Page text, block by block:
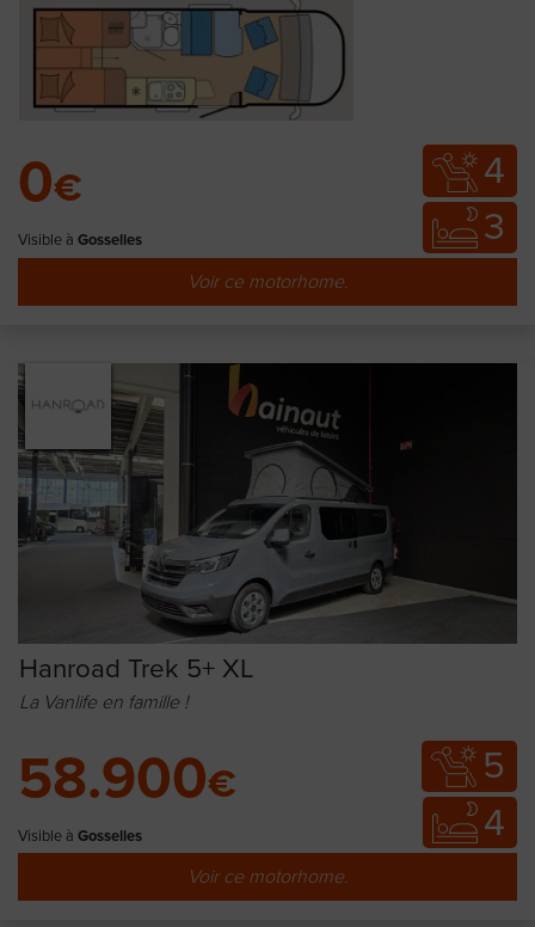
0€
Visible à Gosselies
4
3
Voir ce motorhome.
Hanroad Trek 5+ XL
La Vanlife en famille !
58.900€
Visible à Gosselies
5
4
Voir ce motorhome.